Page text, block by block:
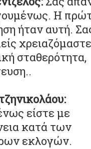
Η
ήταν αυτή.
χρειαζόμαστε
σταθερότητα,
είστε με
κατά των
εκλογών.